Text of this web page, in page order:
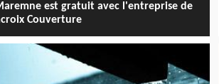
est gratuit avec l'entreprise de
Couverture